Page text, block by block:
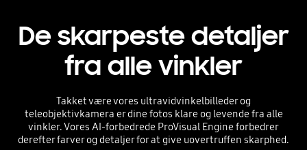
De skarpeste detaljer
fra alle vinkler
Takket være vores ultravidvinkelbilleder og
teleobjektivkamera er dine fotos klare og levende fra alle
vinkler. Vores AI-forbedrede ProVisual Engine forbedrer
derefter farver og detaljer for at give uovertruffen skarphed.